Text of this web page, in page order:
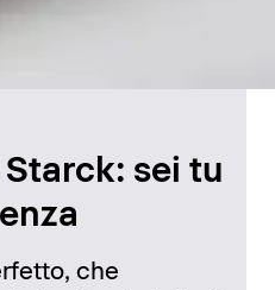
Starck: sei tu
che